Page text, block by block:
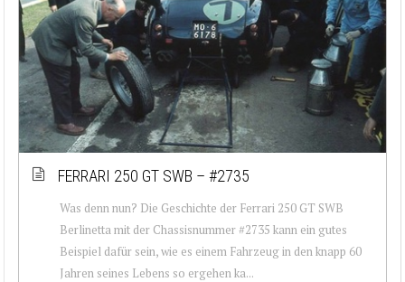
FERRARI 250 GT SWB – #2735
Was denn nun? Die Geschichte der Ferrari 250 GT SWB
Berlinetta mit der Chassisnummer #2735 kann ein gutes
Beispiel dafür sein, wie es einem Fahrzeug in den knapp 60
Jahren seines Lebens so ergehen ka...